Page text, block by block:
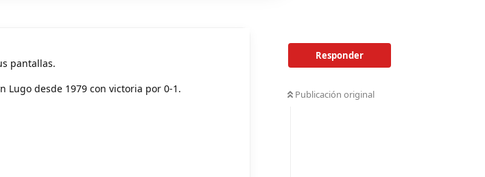
Responder
Publicación original
pantallas.
Lugo desde 1979 con victoria por 0-1.